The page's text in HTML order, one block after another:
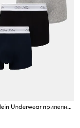
Calvin Klein Underwear прилепнали боксерки мъжки от памук с еластан 3 броя